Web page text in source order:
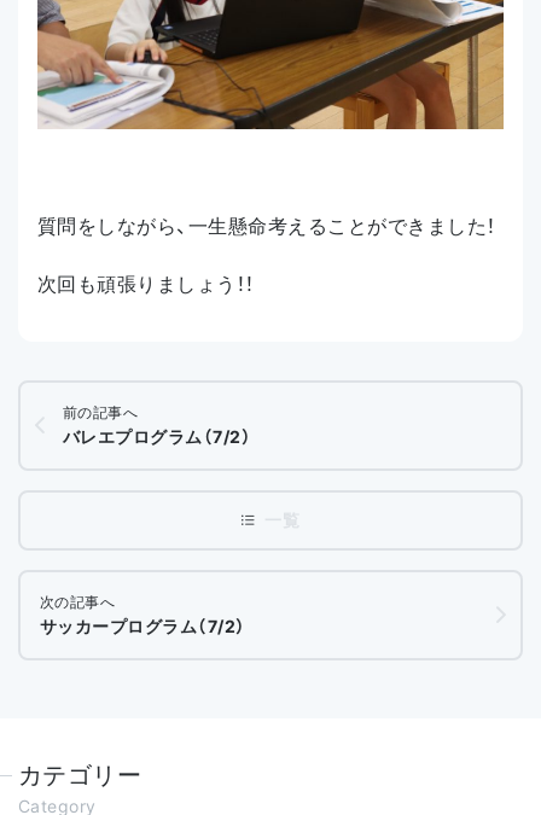
質問をしながら、一生懸命考えることができました！
次回も頑張りましょう！！
前の記事へ
バレエプログラム（7/2）
次の記事へ
サッカープログラム（7/2）
カテゴリー
Category